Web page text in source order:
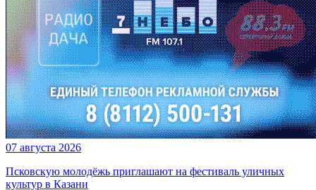
07 августа 2026
Псковскую молодёжь приглашают на фестиваль уличных
культур в Казани